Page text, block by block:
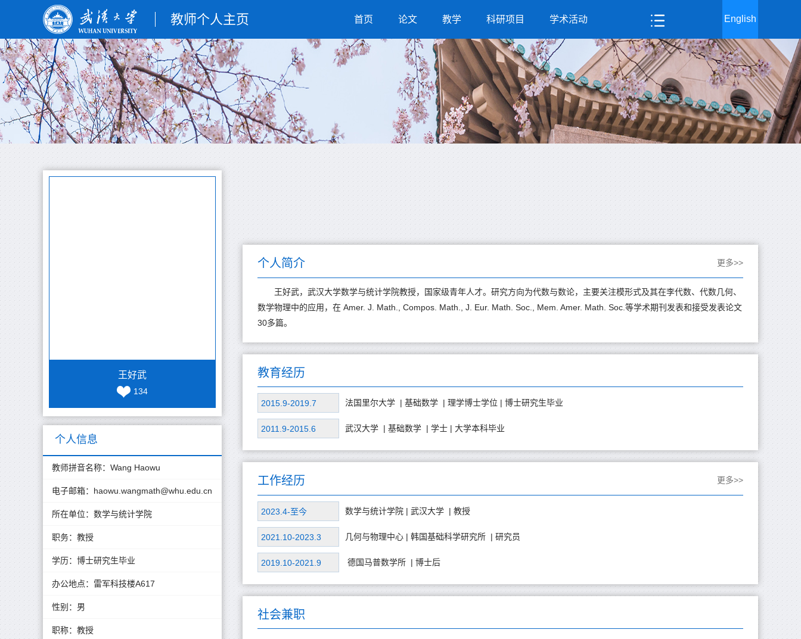
教师个人主页 首页 论文 教学 科研项目 学术活动 English
王好武
134
个人信息
教师拼音名称：Wang Haowu
电子邮箱： haowu.wangmath@whu.edu.cn
所在单位：数学与统计学院
职务：教授
学历：博士研究生毕业
办公地点：雷军科技楼A617
性别：男
职称：教授
个人简介 更多>>
王好武，武汉大学数学与统计学院教授，国家级青年人才。研究方向为代数与数论，主要关注模形式及其在李代数、代数几何、
数学物理中的应用，在 Amer. J. Math., Compos. Math., J. Eur. Math. Soc., Mem. Amer. Math. Soc.等学术期刊发表和接受发表论文
30多篇。
教育经历
2015.9-2019.7 法国里尔大学 | 基础数学 | 理学博士学位 | 博士研究生毕业
2011.9-2015.6 武汉大学 | 基础数学 | 学士 | 大学本科毕业
工作经历 更多>>
2023.4-至今 数学与统计学院 | 武汉大学 | 教授
2021.10-2023.3 几何与物理中心 | 韩国基础科学研究所 | 研究员
2019.10-2021.9 德国马普数学所 | 博士后
社会兼职